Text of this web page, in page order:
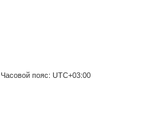
Часовой пояс: UTC+03:00